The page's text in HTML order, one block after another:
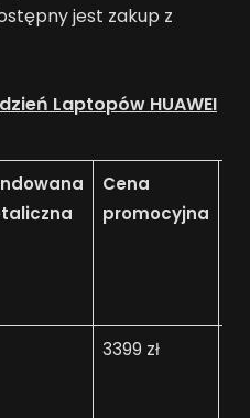
jest zakup z
Laptopów HUAWEI
Cena
promocyjna
3399 zł